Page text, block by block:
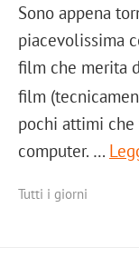
Sono appena
piacevolissima
film che merita
film
pochi attimi
computer. …
Tutti i giorni